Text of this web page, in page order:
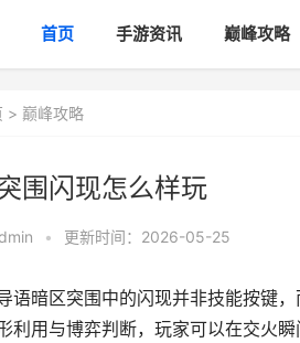
首页 手游资讯 巅峰攻略
> 巅峰攻略
围闪现怎么样玩
• 更新时间：2026-05-25
语暗区突围中的闪现并非技能按键
利用与博弈判断，玩家可以在交火